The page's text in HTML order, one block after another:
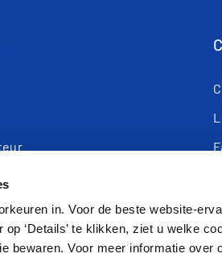
in. Voor de beste website-
‘Details’ te klikken, ziet u welke
bewaren. Voor meer informatie over